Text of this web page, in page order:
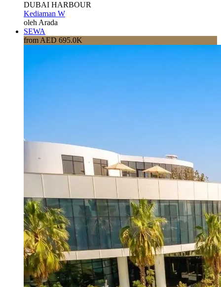
DUBAI HARBOUR
Kediaman W
oleh Arada
SEWA
from AED 695.0K